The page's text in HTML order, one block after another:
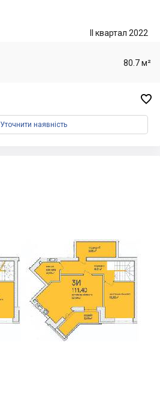
II квартал 2022
80.7 м²

Уточнити наявність